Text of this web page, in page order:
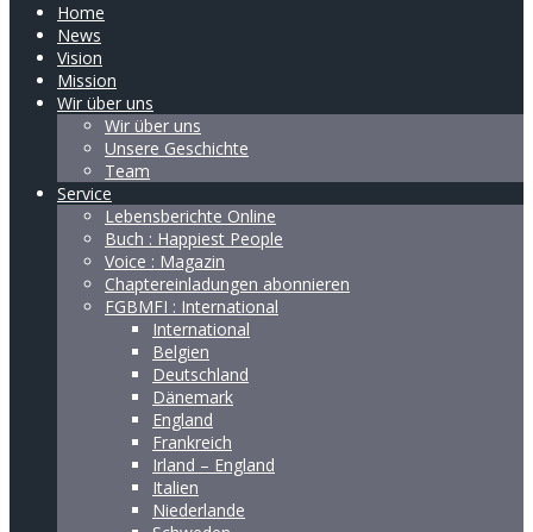
Home
News
Vision
Mission
Wir über uns
Wir über uns
Unsere Geschichte
Team
Service
Lebensberichte Online
Buch : Happiest People
Voice : Magazin
Chaptereinladungen abonnieren
FGBMFI : International
International
Belgien
Deutschland
Dänemark
England
Frankreich
Irland – England
Italien
Niederlande